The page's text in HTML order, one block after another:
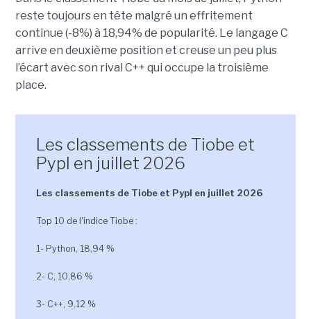
reste toujours en tête malgré un effritement
continue (-8%) à 18,94% de popularité. Le langage C
arrive en deuxième position et creuse un peu plus
l’écart avec son rival C++ qui occupe la troisième
place.
Les classements de Tiobe et
Pypl en juillet 2026
Les classements de Tiobe et Pypl en juillet 2026
Top 10 de l'indice Tiobe :
1- Python, 18,94 %
2- C, 10,86 %
3- C++, 9,12 %